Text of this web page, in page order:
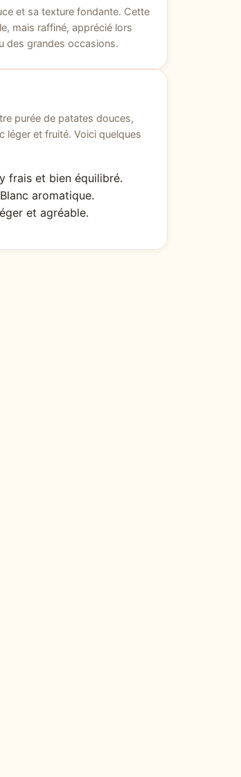
et sa texture fondante. Cette
mais raffiné, apprécié lors
des grandes occasions.
purée de patates douces,
léger et fruité. Voici quelques
frais et bien équilibré.
aromatique.
et agréable.